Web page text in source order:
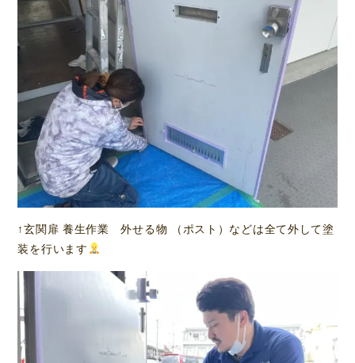
↑玄関扉 養生作業 外せる物 （ポスト）などは全て外して塗
装を行います